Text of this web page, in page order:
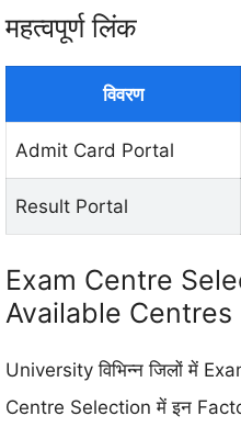
महत्वपूर्ण लिंक
विवरण
Admit Card Portal
Result Portal
Exam Centre
Available Centres
University विभिन्न जिलों में
Centre Selection में इन